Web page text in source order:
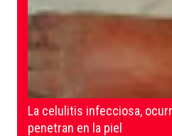
La celulitis infecciosa,
penetran en la piel